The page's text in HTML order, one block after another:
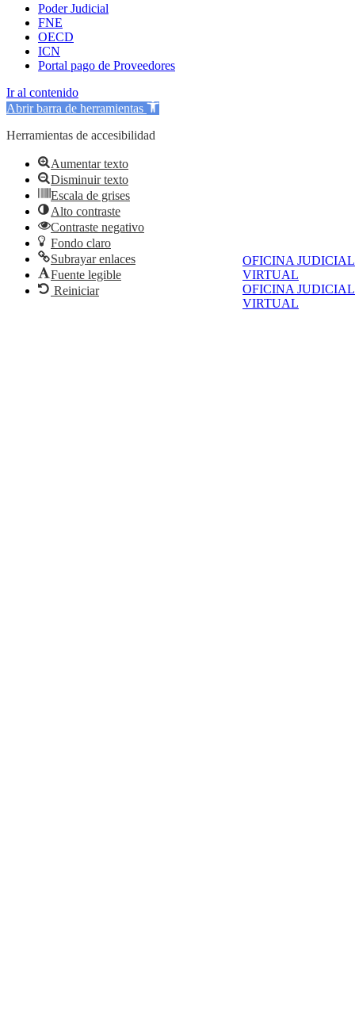
OFICINA JUDICIAL
VIRTUAL
OFICINA JUDICIAL
VIRTUAL
Poder Judicial
FNE
OECD
ICN
Portal pago de Proveedores
Ir al contenido
Abrir barra de herramientas
Herramientas de accesibilidad
Aumentar texto
Disminuir texto
Escala de grises
Alto contraste
Contraste negativo
Fondo claro
Subrayar enlaces
Fuente legible
Reiniciar